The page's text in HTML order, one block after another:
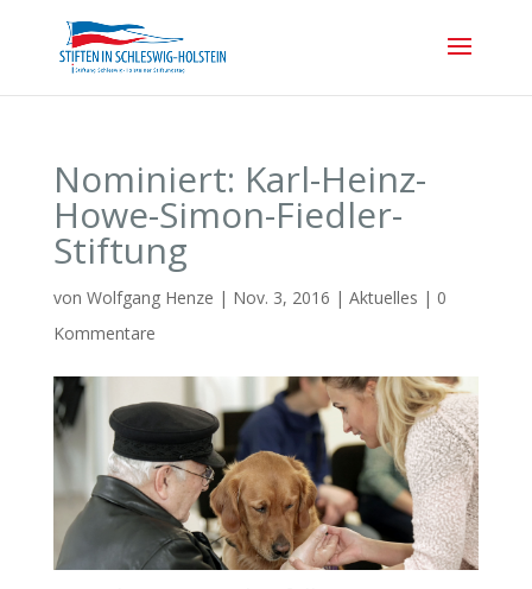
Nominiert: Karl-Heinz-
Howe-Simon-Fiedler-
Stiftung
von Wolfgang Henze | Nov. 3, 2016 | Aktuelles | 0
Kommentare